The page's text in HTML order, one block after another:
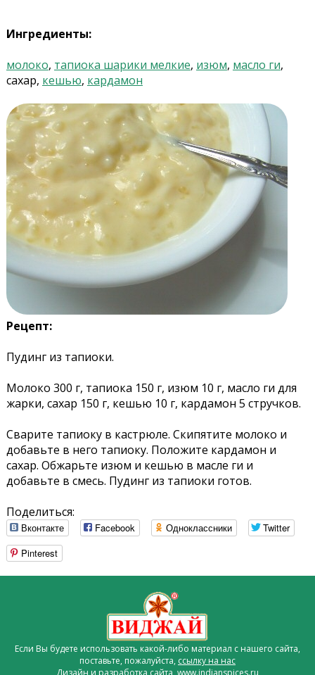
Ингредиенты:
молоко, тапиока шарики мелкие, изюм, масло ги,
сахар, кешью, кардамон
Рецепт:
Пудинг из тапиоки.
Молоко 300 г, тапиока 150 г, изюм 10 г, масло ги для
жарки, сахар 150 г, кешью 10 г, кардамон 5 стручков.
Сварите тапиоку в кастрюле. Скипятите молоко и
добавьте в него тапиоку. Положите кардамон и
сахар. Обжарьте изюм и кешью в масле ги и
добавьте в смесь. Пудинг из тапиоки готов.
Поделиться:
Вконтакте Facebook Одноклассники
Twitter
Pinterest
Если Вы будете использовать какой-либо материал с нашего сайта,
поставьте, пожалуйста, ссылку на нас